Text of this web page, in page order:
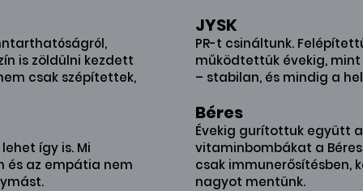
is zöldülni kezdett
csak szépítettek,
így is. Mi
és az empátia nem
JYSK
PR-t csináltunk.
működtettük évekig,
– stabilan, és mindig a
Béres
Évekig gurítottuk együtt
vitaminbombákat a
csak immunerősítésben,
nagyot mentünk.